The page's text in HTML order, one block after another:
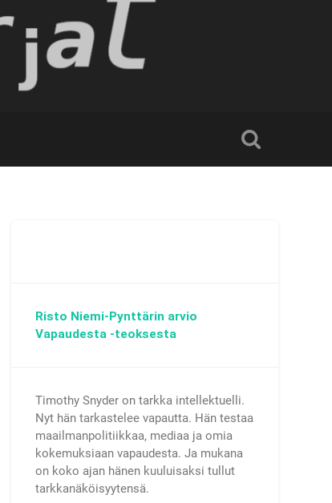
Risto Niemi-Pynttärin arvio
Vapaudesta -teoksesta
Timothy Snyder on tarkka intellektuelli.
Nyt hän tarkastelee vapautta. Hän testaa
maailmanpolitiikkaa, mediaa ja omia
kokemuksiaan vapaudesta. Ja mukana
on koko ajan hänen kuuluisaksi tullut
tarkkanäköisyytensä.